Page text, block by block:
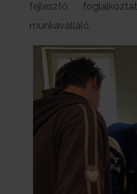
fejlesztő
munkavállaló.